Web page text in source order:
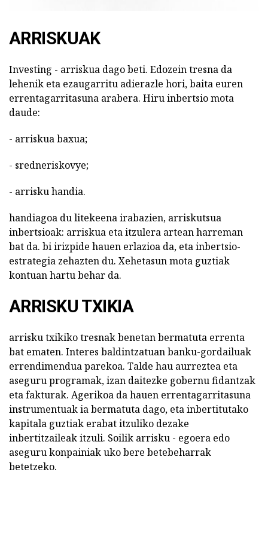
ARRISKUAK
Investing - arriskua dago beti. Edozein tresna da
lehenik eta ezaugarritu adierazle hori, baita euren
errentagarritasuna arabera. Hiru inbertsio mota
daude:
- arriskua baxua;
- sredneriskovye;
- arrisku handia.
handiagoa du litekeena irabazien, arriskutsua
inbertsioak: arriskua eta itzulera artean harreman
bat da. bi irizpide hauen erlazioa da, eta inbertsio-
estrategia zehazten du. Xehetasun mota guztiak
kontuan hartu behar da.
ARRISKU TXIKIA
arrisku txikiko tresnak benetan bermatuta errenta
bat ematen. Interes baldintzatuan banku-gordailuak
errendimendua parekoa. Talde hau aurreztea eta
aseguru programak, izan daitezke gobernu fidantzak
eta fakturak. Agerikoa da hauen errentagarritasuna
instrumentuak ia bermatuta dago, eta inbertitutako
kapitala guztiak erabat itzuliko dezake
inbertitzaileak itzuli. Soilik arrisku - egoera edo
aseguru konpainiak uko bere betebeharrak
betetzeko.